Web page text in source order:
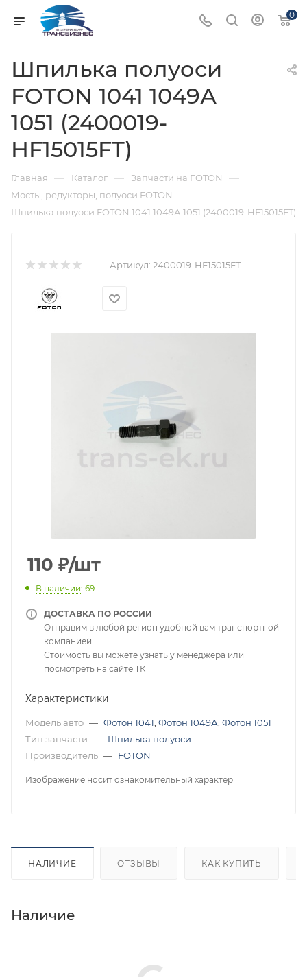
0
Шпилька полуоси
FOTON 1041 1049А
1051 (2400019-
HF15015FT)
Главная — Каталог — Запчасти на FOTON —
Мосты, редукторы, полуоси FOTON —
Шпилька полуоси FOTON 1041 1049А 1051 (2400019-HF15015FT)
Артикул: 2400019-HF15015FT
110 ₽/шт
В наличии: 69
ДОСТАВКА ПО РОССИИ
Отправим в любой регион удобной вам транспортной
компанией.
Стоимость вы можете узнать у менеджера или
посмотреть на сайте ТК
Характеристики
Модель авто — Фотон 1041 Фотон 1049А Фотон 1051
Тип запчасти — Шпилька полуоси
Производитель — FOTON
Изображение носит ознакомительный характер
НАЛИЧИЕ ОТЗЫВЫ КАК КУПИТЬ
Наличие